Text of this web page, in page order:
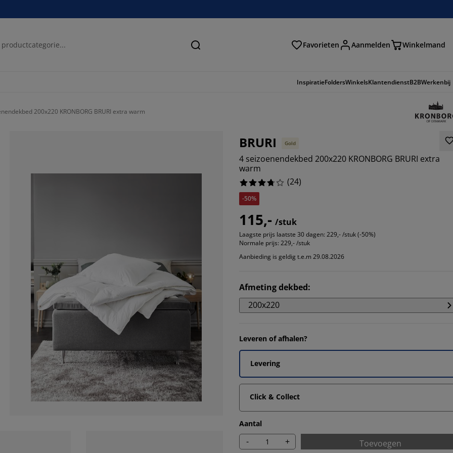
Zoeken Favorieten Aanmelden Winkelmand
InspiratieFoldersWinkelsKlantendienstB2BWerkenbij
200x220 KRONBORG BRURI extra warm
BRURI Gold
4 seizoenendekbed 200x220 KRONBORG BRURI extra
warm
(24)
-50%
115,- /stuk
Laagste prijs laatste 30 dagen: 229,- /stuk (-50%)
Normale prijs: 229,- /stuk
Aanbieding is geldig t.e.m 29.08.2026
Afmeting dekbed:
200x220
Leveren of afhalen?
Levering
Click & Collect
Aantal
- + Toevoegen
20.833333333333336%
20.833333333333336%